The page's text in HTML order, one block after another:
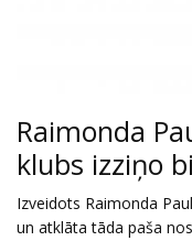
Raimonda
klubs izziņo
Izveidots Raimonda
un atklāta tāda paša